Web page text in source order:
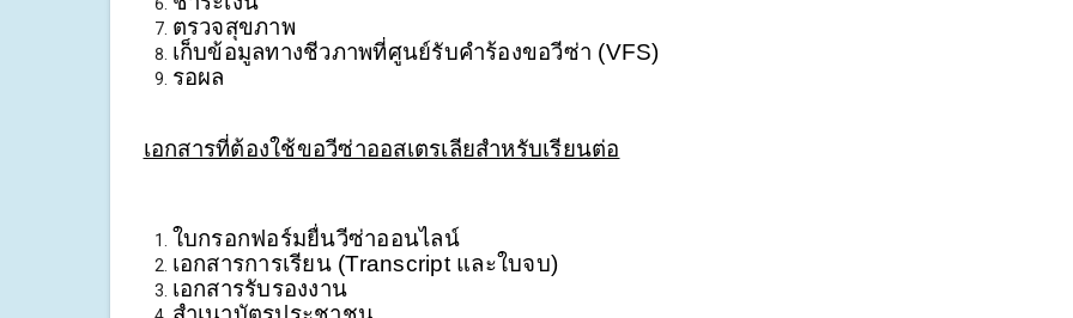
ตรวจสุขภาพ
เก็บข้อมูลทางชีวภาพที่ศูนย์รับคำร้องขอวีซ่า (VFS)
รอผล
เอกสารที่ต้องใช้ขอวีซ่าออสเตรเลียสำหรับเรียนต่อ
ใบกรอกฟอร์มยื่นวีซ่าออนไลน์
เอกสารการเรียน (Transcript และใบจบ)
เอกสารรับรองงาน